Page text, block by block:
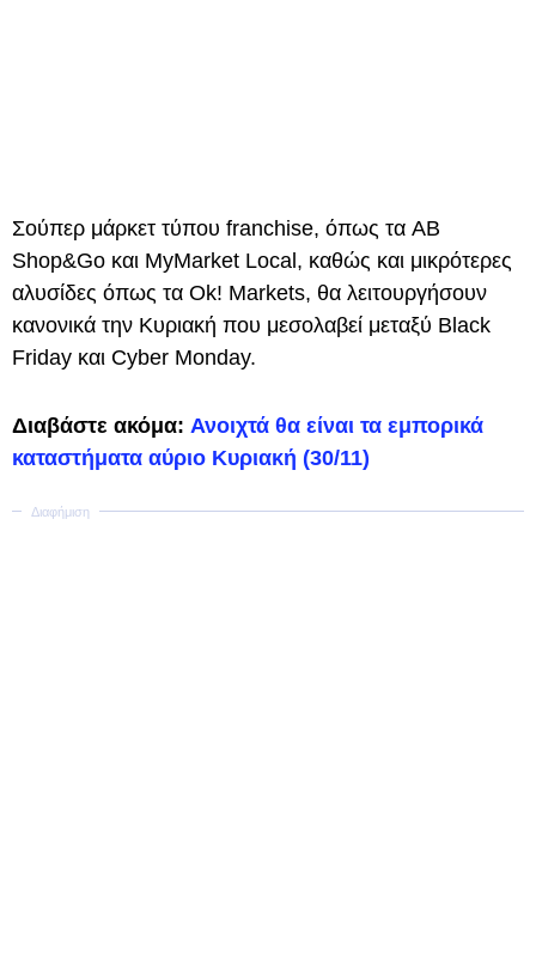
Σούπερ μάρκετ τύπου franchise, όπως τα AB
Shop&Go και MyMarket Local, καθώς και μικρότερες
αλυσίδες όπως τα Ok! Markets, θα λειτουργήσουν
κανονικά την Κυριακή που μεσολαβεί μεταξύ Black
Friday και Cyber Monday.
Διαβάστε ακόμα: Ανοιχτά θα είναι τα εμπορικά
καταστήματα αύριο Κυριακή (30/11)